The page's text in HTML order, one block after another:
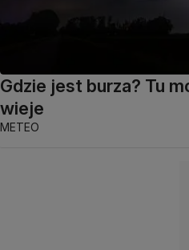
Gdzie jest burza? Tu
wieje
METEO